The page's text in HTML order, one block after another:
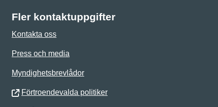
Fler kontaktuppgifter
Kontakta oss
Press och media
Myndighetsbrevlådor
Förtroendevalda politiker